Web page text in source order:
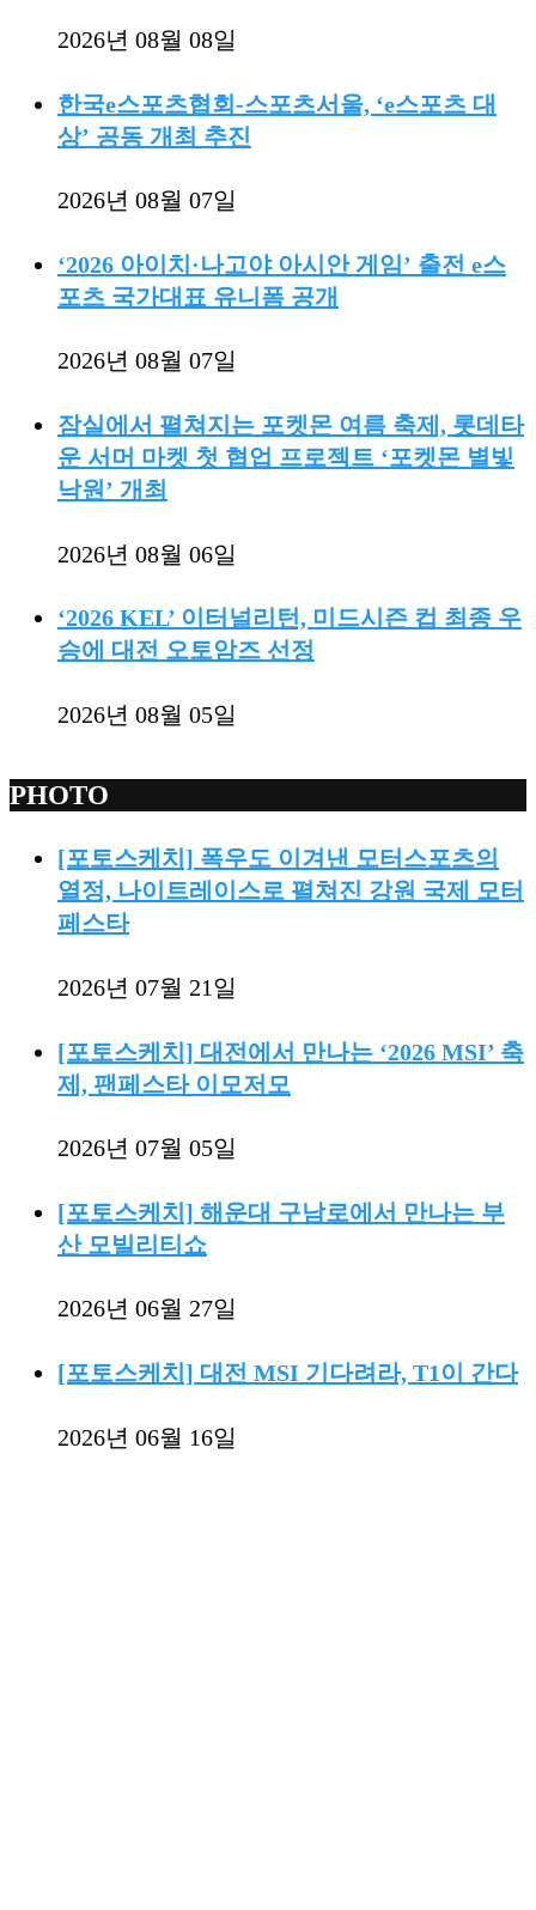
2026년 08월 08일
한국e스포츠협회-스포츠서울, ‘e스포츠 대
상’ 공동 개최 추진
2026년 08월 07일
‘2026 아이치·나고야 아시안 게임’ 출전 e스
포츠 국가대표 유니폼 공개
2026년 08월 07일
잠실에서 펼쳐지는 포켓몬 여름 축제, 롯데타
운 서머 마켓 첫 협업 프로젝트 ‘포켓몬 별빛
낙원’ 개최
2026년 08월 06일
‘2026 KEL’ 이터널리턴, 미드시즌 컵 최종 우
승에 대전 오토암즈 선정
2026년 08월 05일
PHOTO
[포토스케치] 폭우도 이겨낸 모터스포츠의
열정, 나이트레이스로 펼쳐진 강원 국제 모터
페스타
2026년 07월 21일
[포토스케치] 대전에서 만나는 ‘2026 MSI’ 축
제, 팬페스타 이모저모
2026년 07월 05일
[포토스케치] 해운대 구남로에서 만나는 부
산 모빌리티쇼
2026년 06월 27일
[포토스케치] 대전 MSI 기다려라, T1이 간다
2026년 06월 16일